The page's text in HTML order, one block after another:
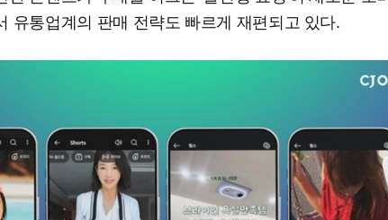
유통업계의 판매 전략도 빠르게 재편되고 있다.